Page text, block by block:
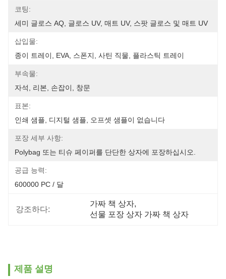
코팅:
세미 글로스 AQ, 글로스 UV, 매트 UV, 스팟 글로스 및 매트 UV
삽입물:
종이 트레이, EVA, 스폰지, 사틴 직물, 플라스틱 트레이
부속물:
자석, 리본, 손잡이, 창문
표본:
인쇄 샘플, 디지털 샘플, 오프셋 샘플이 없습니다
포장 세부 사항:
Polybag 또는 티슈 페이퍼를 단단한 상자에 포장하십시오.
공급 능력:
600000 PC / 달
강조하다:
가짜 책 상자,
선물 포장 상자 가짜 책 상자
제품 설명